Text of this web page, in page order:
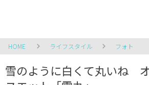
HOME ライフスタイル フォト
雪のように白くて丸いね